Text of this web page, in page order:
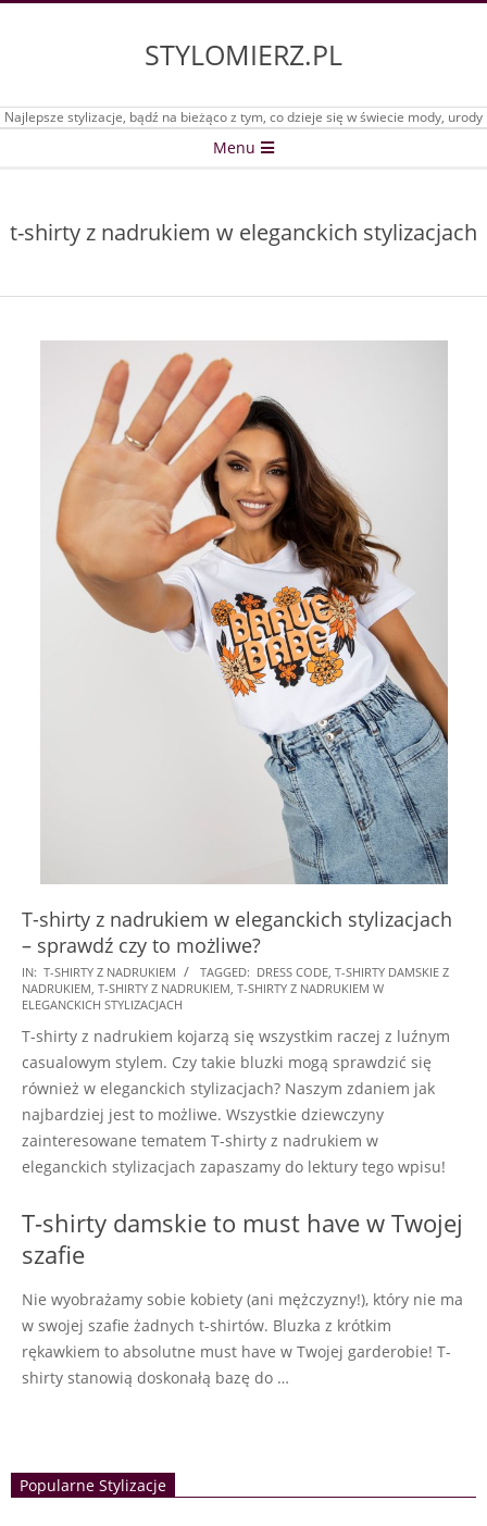
STYLOMIERZ.PL
Najlepsze stylizacje, bądź na bieżąco z tym, co dzieje się w świecie mody, urody
Menu
t-shirty z nadrukiem w eleganckich stylizacjach
T-shirty z nadrukiem w eleganckich stylizacjach
– sprawdź czy to możliwe?
2026-
06-
IN: T-SHIRTY Z NADRUKIEM TAGGED: DRESS CODE, T-SHIRTY DAMSKIE Z
NADRUKIEM, T-SHIRTY Z NADRUKIEM, T-SHIRTY Z NADRUKIEM W
ELEGANCKICH STYLIZACJACH
T-shirty z nadrukiem kojarzą się wszystkim raczej z luźnym
casualowym stylem. Czy takie bluzki mogą sprawdzić się
również w eleganckich stylizacjach? Naszym zdaniem jak
najbardziej jest to możliwe. Wszystkie dziewczyny
zainteresowane tematem T-shirty z nadrukiem w
eleganckich stylizacjach zapaszamy do lektury tego wpisu!
T-shirty damskie to must have w Twojej
szafie
Nie wyobrażamy sobie kobiety (ani mężczyzny!), który nie ma
w swojej szafie żadnych t-shirtów. Bluzka z krótkim
rękawkiem to absolutne must have w Twojej garderobie! T-
shirty stanowią doskonałą bazę do …
Popularne Stylizacje